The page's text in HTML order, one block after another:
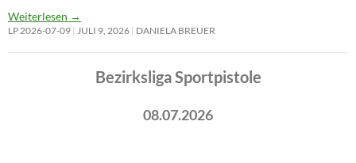
Weiterlesen →
LP 2026-07-09 JULI 9, 2026 DANIELA BREUER
Bezirksliga Sportpistole
08.07.2026